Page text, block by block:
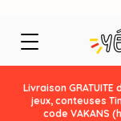
Livraison
jeux, conteuses
code VAKANS